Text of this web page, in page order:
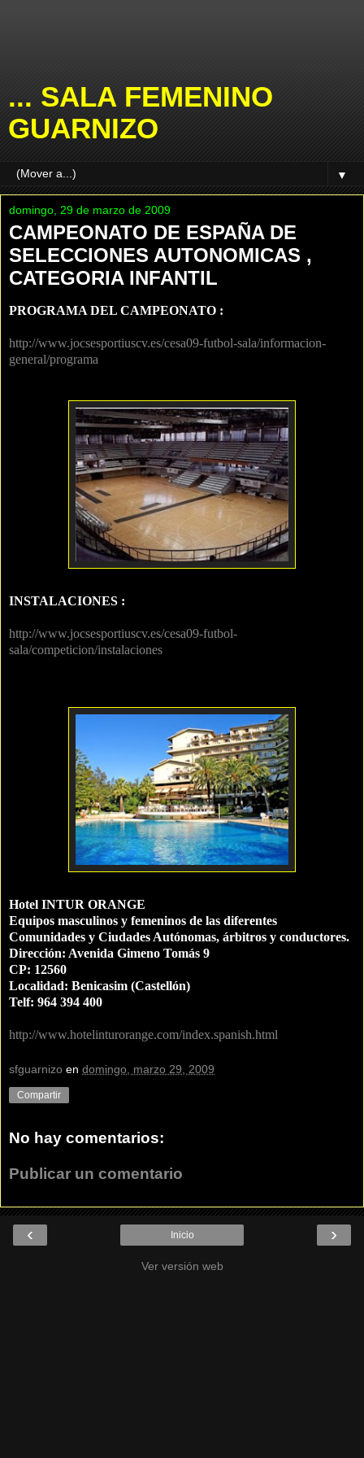
... SALA FEMENINO
GUARNIZO
▼
domingo, 29 de marzo de 2009
CAMPEONATO DE ESPAÑA DE
SELECCIONES AUTONOMICAS ,
CATEGORIA INFANTIL
PROGRAMA DEL CAMPEONATO :
http://www.jocsesportiuscv.es/cesa09-futbol-sala/informacion-
general/programa
INSTALACIONES :
http://www.jocsesportiuscv.es/cesa09-futbol-
sala/competicion/instalaciones
Hotel INTUR ORANGE
Equipos masculinos y femeninos de las diferentes
Comunidades y Ciudades Autónomas, árbitros y conductores.
Dirección: Avenida Gimeno Tomás 9
CP: 12560
Localidad: Benicasim (Castellón)
Telf: 964 394 400
http://www.hotelinturorange.com/index.spanish.html
sfguarnizo en domingo, marzo 29, 2009
Compartir
No hay comentarios:
Publicar un comentario
‹ ›
Inicio
Ver versión web